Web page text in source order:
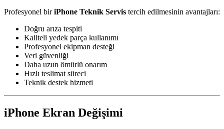
Profesyonel biriPhone Teknik Servis tercih edilmesinin avantajları:
Doğru arıza tespiti
Kaliteli yedek parça kullanımı
Profesyonel ekipman desteği
Veri güvenliği
Daha uzun ömürlü onarım
Hızlı teslimat süreci
Teknik destek hizmeti
iPhone Ekran Değişimi